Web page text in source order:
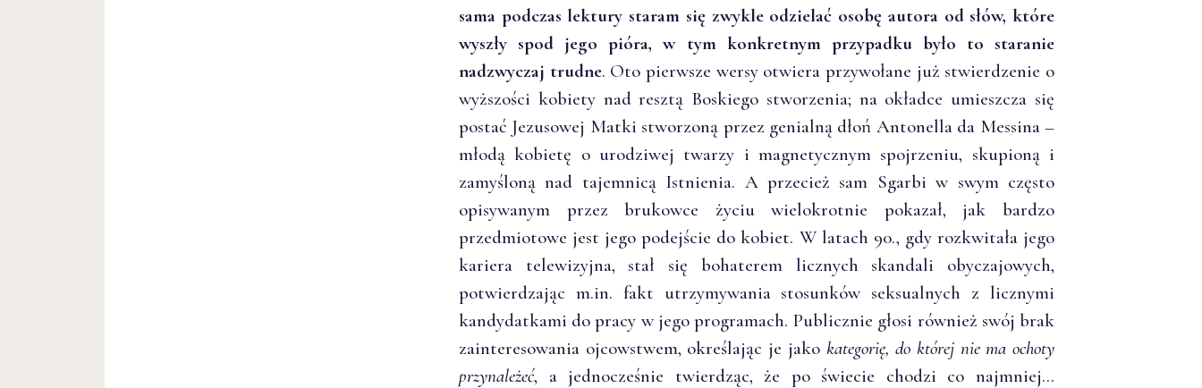
sama podczas lektury staram się zwykle odzielać osobę autora od słów, które
wyszły spod jego pióra, w tym konkretnym przypadku było to staranie
nadzwyczaj trudne. Oto pierwsze wersy otwiera przywołane już stwierdzenie o
wyższości kobiety nad resztą Boskiego stworzenia; na okładce umieszcza się
postać Jezusowej Matki stworzoną przez genialną dłoń Antonella da Messina –
młodą kobietę o urodziwej twarzy i magnetycznym spojrzeniu, skupioną i
zamyśloną nad tajemnicą Istnienia. A przecież sam Sgarbi w swym często
opisywanym przez brukowce życiu wielokrotnie pokazał, jak bardzo
przedmiotowe jest jego podejście do kobiet. W latach 90., gdy rozkwitała jego
kariera telewizyjna, stał się bohaterem licznych skandali obyczajowych,
potwierdzając m.in. fakt utrzymywania stosunków seksualnych z licznymi
kandydatkami do pracy w jego programach. Publicznie głosi również swój brak
zainteresowania ojcowstwem, określając je jako kategorię, do której nie ma ochoty
przynależeć, a jednocześnie twierdząc, że po świecie chodzi co najmniej…